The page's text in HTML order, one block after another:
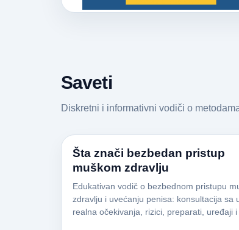
Saveti
Diskretni i informativni vodiči o
Šta znači bezbedan pristup
muškom zdravlju
Edukativan vodič o bezbednom pristupu
zdravlju i uvećanju penisa: konsultacija sa
realna očekivanja, rizici, preparati, uređaji i